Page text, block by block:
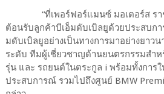
“ที่เพอร์ฟอร์แมนซ์ มอเตอร์ส ราช
ต้อนรับลูกค้าบีเอ็มดับเบิลยูด้วยประสบก
มดับเบิลยูอย่างเป็นทางการมาอย่างยาว
ระดับ ทีมผู้เชี่ยวชาญด้านยนตรกรรมสำ
รุ่น และ รถยนต์ในตระกูล i พร้อมทั้งการ
ประสบการณ์ รวมไปถึงศูนย์ BMW